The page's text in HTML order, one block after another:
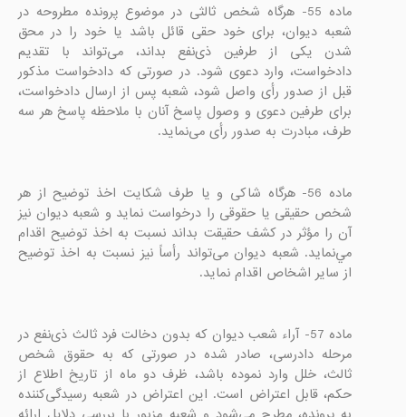
ماده 55- هرگاه شخص ثالثی در موضوع پرونده مطروحه در
شعبه دیوان، برای خود حقی قائل باشد یا خود را در محق
شدن یکی از طرفین ذی‌نفع بداند، می‌تواند با تقدیم
دادخواست، وارد دعوی شود. در صورتی که دادخواست مذکور
قبل از صدور رأی واصل شود، شعبه پس از ارسال دادخواست،
برای طرفین دعوی و وصول پاسخ آنان با ملاحظه پاسخ هر سه
طرف، مبادرت به صدور رأی می‌نماید.
ماده 56- هرگاه شاکی و یا طرف شکایت اخذ توضیح از هر
شخص حقیقی یا حقوقی را درخواست نماید و شعبه دیوان نیز
آن را مؤثر در کشف حقیقت بداند نسبت به اخذ توضیح اقدام
مي‌نمايد. شعبه دیوان می‌تواند رأساً نیز نسبت به اخذ توضیح
از سایر اشخاص اقدام نماید.
ماده 57- آراء شعب دیوان که بدون دخالت فرد ثالث ذی‌نفع در
مرحله دادرسی، صادر شده در صورتی که به حقوق شخص
ثالث، خلل وارد نموده باشد، ظرف دو ماه از تاریخ اطلاع از
حکم، قابل اعتراض است. این اعتراض در شعبه رسیدگی‌کننده